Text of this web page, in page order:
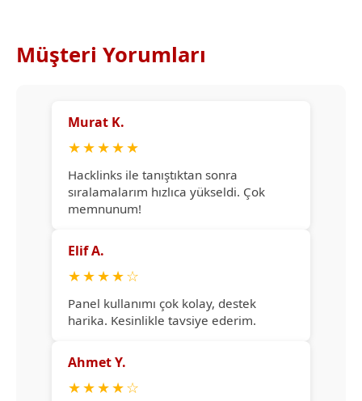
Müşteri Yorumları
Murat K.
★★★★★
Hacklinks ile tanıştıktan sonra
sıralamalarım hızlıca yükseldi. Çok
memnunum!
Elif A.
★★★★☆
Panel kullanımı çok kolay, destek
harika. Kesinlikle tavsiye ederim.
Ahmet Y.
★★★★☆